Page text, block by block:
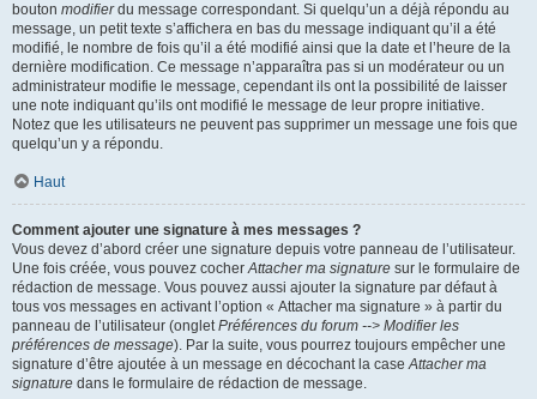
bouton modifierdu message correspondant. Si quelqu’un a déjà répondu au
message, un petit texte s’affichera en bas du message indiquant qu’il a été
modifié, le nombre de fois qu’il a été modifié ainsi que la date et l’heure de la
dernière modification. Ce message n’apparaîtra pas si un modérateur ou un
administrateur modifie le message, cependant ils ont la possibilité de laisser
une note indiquant qu’ils ont modifié le message de leur propre initiative.
Notez que les utilisateurs ne peuvent pas supprimer un message une fois que
quelqu’un y a répondu.
Haut
Comment ajouter une signature à mes messages ?
Vous devez d’abord créer une signature depuis votre panneau de l’utilisateur.
Une fois créée, vous pouvez cocherAttacher ma signature sur le formulaire de
rédaction de message. Vous pouvez aussi ajouter la signature par défaut à
tous vos messages en activant l’option « Attacher ma signature » à partir du
panneau de l’utilisateur (ongletPréférences du forum --> Modifier les
préférences de message). Par la suite, vous pourrez toujours empêcher une
signature d’être ajoutée à un message en décochant la caseAttacher ma
signature dans le formulaire de rédaction de message.